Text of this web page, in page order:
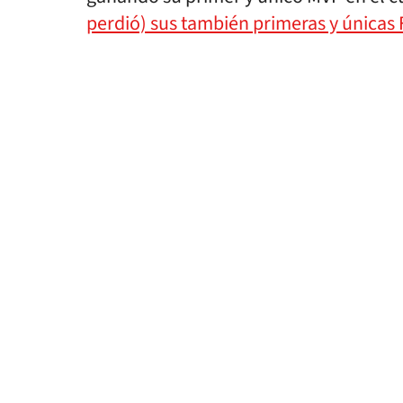
perdió) sus también primeras y únicas